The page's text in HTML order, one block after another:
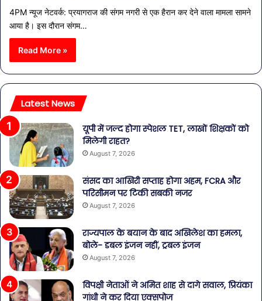
4PM न्यूज नेटवर्क: प्रयागराज की संगम नगरी से एक हैरान कर देने वाला मामला सामने
आया है। इस दौरान संगम…
Read More »
Latest News
यूपी में जल्द होगा स्पेशल TET, लाखों शिक्षकों को
मिलेगी राहत?
August 7, 2026
संसद का आखिरी सप्ताह होगा अहम, FCRA और
परिसीमन पर टिकी सबकी नजर
August 7, 2026
राज्यपाल के बयान के बाद अखिलेश का हमला,
बोले- डबल इंजन नहीं, ट्रबल इंजन
August 7, 2026
विपक्षी नेताओं ने अमित शाह से दागे सवाल, प्रियंका
गांधी ने कर दिया एक्सपोज